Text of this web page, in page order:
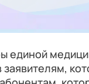
единой
заявителям,